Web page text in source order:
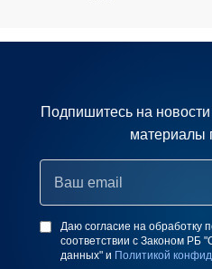
Подпишитесь на
материалы
Даю согласие на обработку
соответствии с Законом РБ
данных" и Политикой